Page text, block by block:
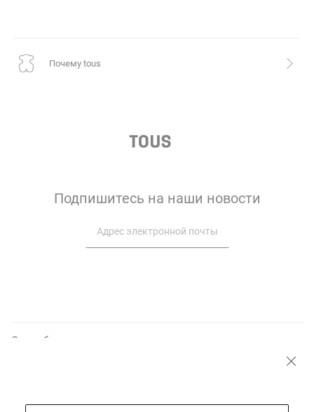
почему tous
Подпишитесь на наши новости
Служба поддержки